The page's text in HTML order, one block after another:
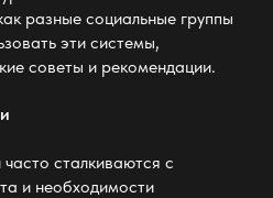
разные социальные группы
эти системы,
советы и рекомендации.
сталкиваются с
и необходимости